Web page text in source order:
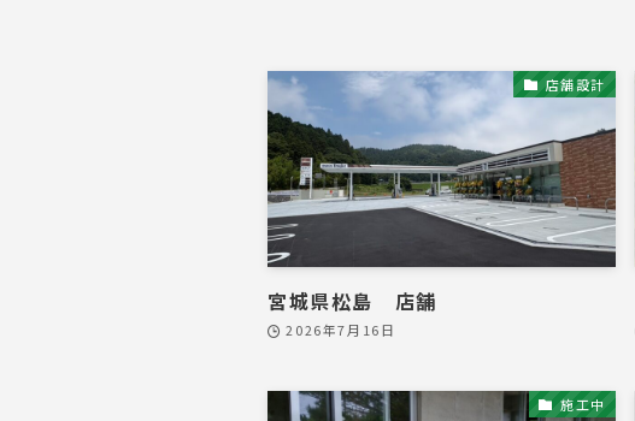
店舗設計
宮城県松島 店舗
2026年7月16日
施工中